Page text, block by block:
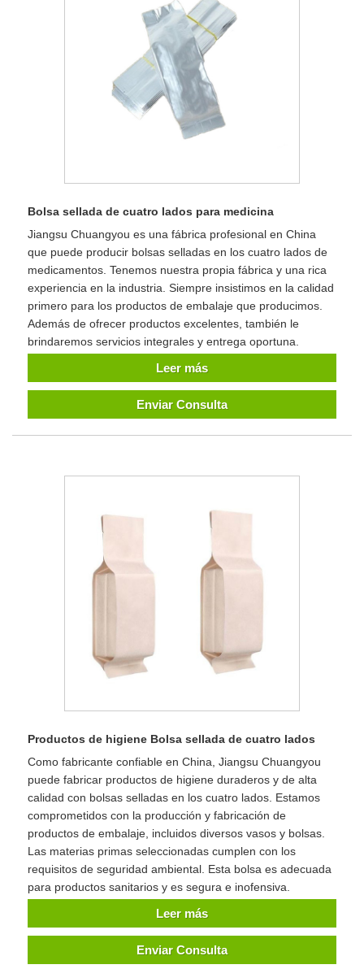
Bolsa sellada de cuatro lados para medicina
Jiangsu Chuangyou es una fábrica profesional en China
que puede producir bolsas selladas en los cuatro lados de
medicamentos. Tenemos nuestra propia fábrica y una rica
experiencia en la industria. Siempre insistimos en la calidad
primero para los productos de embalaje que producimos.
Además de ofrecer productos excelentes, también le
brindaremos servicios integrales y entrega oportuna.
Leer más
Enviar Consulta
Productos de higiene Bolsa sellada de cuatro lados
Como fabricante confiable en China, Jiangsu Chuangyou
puede fabricar productos de higiene duraderos y de alta
calidad con bolsas selladas en los cuatro lados. Estamos
comprometidos con la producción y fabricación de
productos de embalaje, incluidos diversos vasos y bolsas.
Las materias primas seleccionadas cumplen con los
requisitos de seguridad ambiental. Esta bolsa es adecuada
para productos sanitarios y es segura e inofensiva.
Leer más
Enviar Consulta